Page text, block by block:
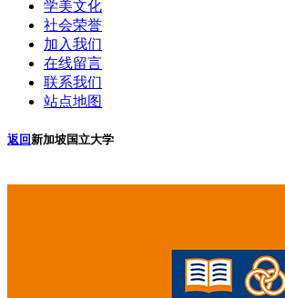
学美文化
社会荣誉
加入我们
在线留言
联系我们
站点地图
返回新加坡国立大学